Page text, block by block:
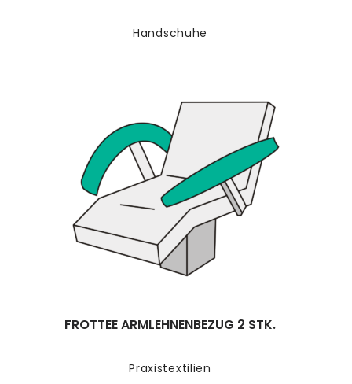
Handschuhe
Praxistextilien
FROTTEE ARMLEHNENBEZUG 2 STK.